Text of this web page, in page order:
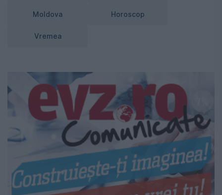
Moldova Horoscop
Vremea